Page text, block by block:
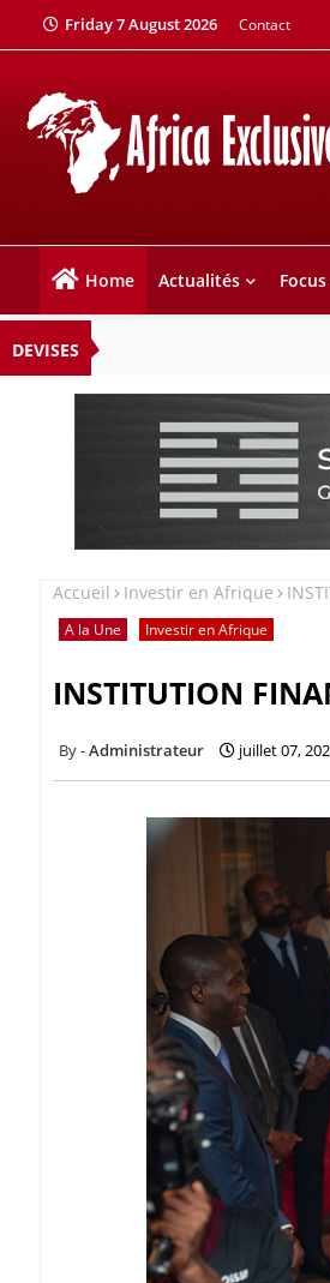
Friday 7 August 2026 Contact
Home Actualités Focus
DEVISES
Accueil Investir en Afrique
A la Une Investir en Afrique
INSTITUTION
Administrateur juillet 07,